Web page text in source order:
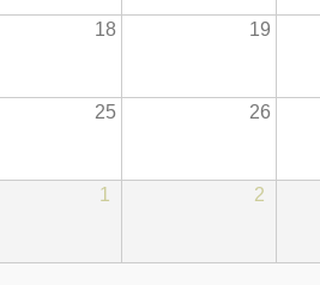
18 19
25 26
1 2